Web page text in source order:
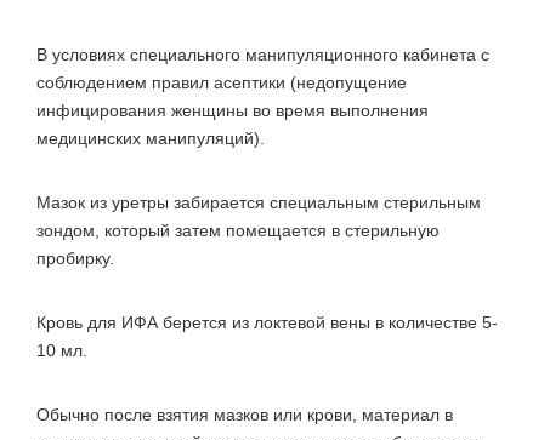
В условиях специального манипуляционного кабинета с
соблюдением правил асептики (недопущение
инфицирования женщины во время выполнения
медицинских манипуляций).
Мазок из уретры забирается специальным стерильным
зондом, который затем помещается в стерильную
пробирку.
Кровь для ИФА берется из локтевой вены в количестве 5-
10 мл.
Обычно после взятия мазков или крови, материал в